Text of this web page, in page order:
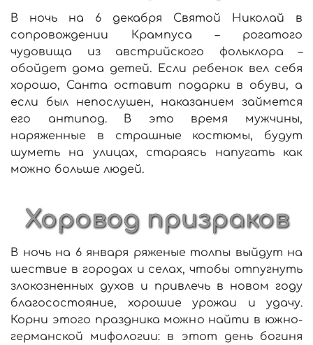
В ночь на 6 декабря Святой Николай в
сопровождении Крампуса – рогатого
чудовища из австрийского фольклора –
обойдет дома детей. Если ребенок вел себя
хорошо, Санта оставит подарки в обуви, а
если был непослушен, наказанием займется
его антипод. В это время мужчины,
наряженные в страшные костюмы, будут
шуметь на улицах, стараясь напугать как
можно больше людей.
Хоровод призраков
В ночь на 6 января ряженые толпы выйдут на
шествие в городах и селах, чтобы отпугнуть
злокозненных духов и привлечь в новом году
благосостояние, хорошие урожаи и удачу.
Корни этого праздника можно найти в южно-
германской мифологии: в этот день богиня